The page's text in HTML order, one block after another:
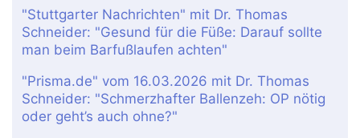
"Stuttgarter Nachrichten" mit Dr. Thomas
Schneider: "Gesund für die Füße: Darauf sollte
man beim Barfußlaufen achten"
"Prisma.de" vom 16.03.2026 mit Dr. Thomas
Schneider: "Schmerzhafter Ballenzeh: OP nötig
oder geht’s auch ohne?"